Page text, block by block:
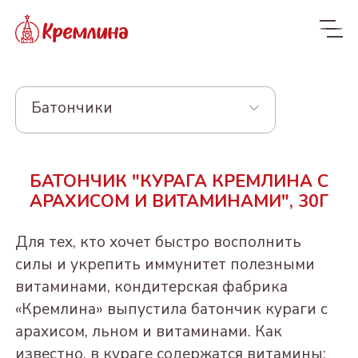
Батончики
Новинки
NEW
КРЕМЛИНА ЧИЗ
КУРАГА КРЕМЛИНА
ЧИЗ
ФИНИК КРЕМЛИНА
Из сухофруктов
ЧЕРНОСЛИВ
ШОКОЛАДНЫЙ
Из орехов и
сухофруктов
Драже
Из орехов и вишни в
шоколаде
ВИШНЯ В
"Котики - Маркотики"
Конфеты в пакетах
Пакеты 190-300г
Конфеты и батончики
БЕЗ САХАРА
БАТОНЧИК "КУРАГА КРЕМЛИНА С
АРАХИСОМ И ВИТАМИНАМИ", 30Г
Для тех, кто хочет быстро восполнить
силы и укрепить иммунитет полезными
витаминами, кондитерская фабрика
«Кремлина» выпустила батончик кураги с
арахисом, льном и витаминами. Как